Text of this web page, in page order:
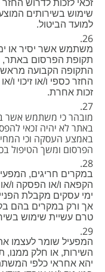
זכאי לזכות לדרוש
שימוש בשירותים
למועד הביטול.
משתמש אשר יסיר או
תקופת הפרסום באתר,
התקופה הקבועה מראש,
החזר כספי ו/או זיכוי
זכות אחרת.
מובהר כי משתמש אשר
באתר לא יהיה זכאי
באמצע העסקה וכי
הפרסום ומשך הטיפול
במקרים חריגים,
ימי עסקים מקבלת
אך ורק במקרים בהם
טרם עשיית שימוש
המפעיל שומר לעצמו
השירות, או חלק ממנו,
יהא אחראי כלפי